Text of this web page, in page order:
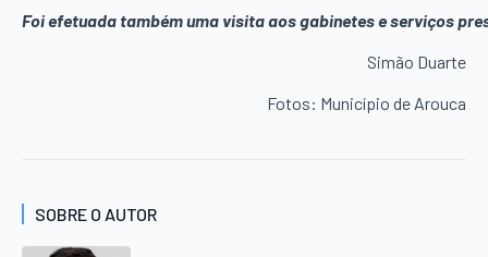
Foi efetuada também uma visita aos gabinetes e serviços
Simão Duarte
Fotos: Município de Arouca
SOBRE O AUTOR